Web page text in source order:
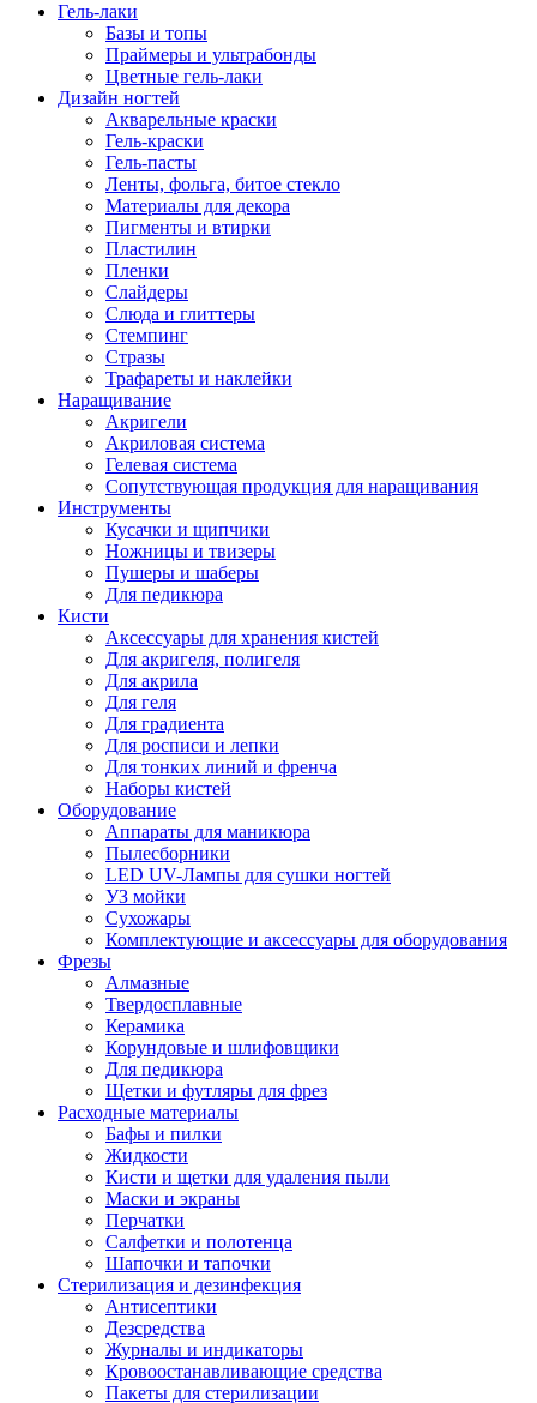
Гель-лаки
Базы и топы
Праймеры и ультрабонды
Цветные гель-лаки
Дизайн ногтей
Акварельные краски
Гель-краски
Гель-пасты
Ленты, фольга, битое стекло
Материалы для декора
Пигменты и втирки
Пластилин
Пленки
Слайдеры
Слюда и глиттеры
Стемпинг
Стразы
Трафареты и наклейки
Наращивание
Акригели
Акриловая система
Гелевая система
Сопутствующая продукция для наращивания
Инструменты
Кусачки и щипчики
Ножницы и твизеры
Пушеры и шаберы
Для педикюра
Кисти
Аксессуары для хранения кистей
Для акригеля, полигеля
Для акрила
Для геля
Для градиента
Для росписи и лепки
Для тонких линий и френча
Наборы кистей
Оборудование
Аппараты для маникюра
Пылесборники
LED UV-Лампы для сушки ногтей
УЗ мойки
Сухожары
Комплектующие и аксессуары для оборудования
Фрезы
Алмазные
Твердосплавные
Керамика
Корундовые и шлифовщики
Для педикюра
Щетки и футляры для фрез
Расходные материалы
Бафы и пилки
Жидкости
Кисти и щетки для удаления пыли
Маски и экраны
Перчатки
Салфетки и полотенца
Шапочки и тапочки
Стерилизация и дезинфекция
Антисептики
Дезсредства
Журналы и индикаторы
Кровоостанавливающие средства
Пакеты для стерилизации